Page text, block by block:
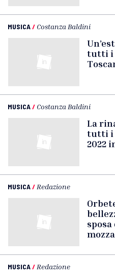
MUSICA/ Costanza Baldini
tutti i
MUSICA/ Costanza Baldini
La
tutti i
2022
MUSICA/ Redazione
MUSICA/ Redazione